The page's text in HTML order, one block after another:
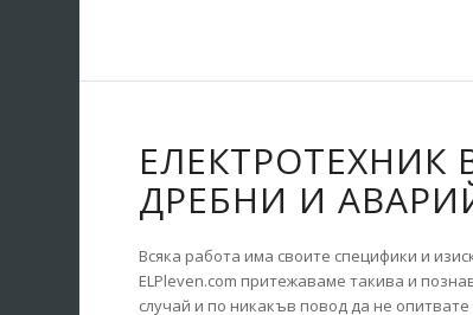
ДРЕБНИ И
Всяка работа има своите специфики и
ELPleven.com притежаваме такива и
случай и по никакъв повод да не